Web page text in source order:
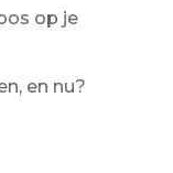
op je
en nu?